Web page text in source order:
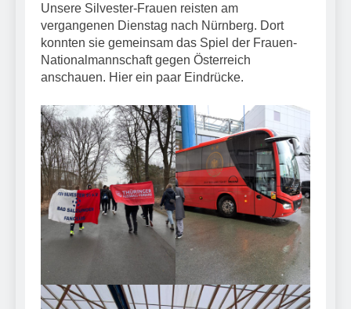
Unsere Silvester-Frauen reisten am
vergangenen Dienstag nach Nürnberg. Dort
konnten sie gemeinsam das Spiel der Frauen-
Nationalmannschaft gegen Österreich
anschauen. Hier ein paar Eindrücke.